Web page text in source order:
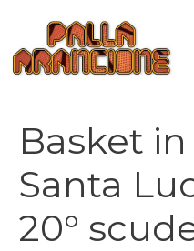
contenuto
Basket
Santa
20°